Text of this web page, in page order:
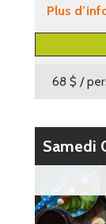
Plus
68 $ /